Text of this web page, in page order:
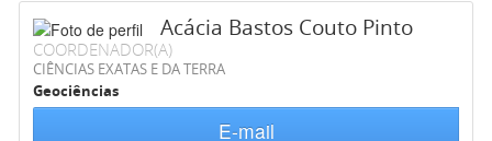
Acácia Bastos Couto Pinto
COORDENADOR(A)
CIÊNCIAS EXATAS E DA TERRA
Geociências
E-mail